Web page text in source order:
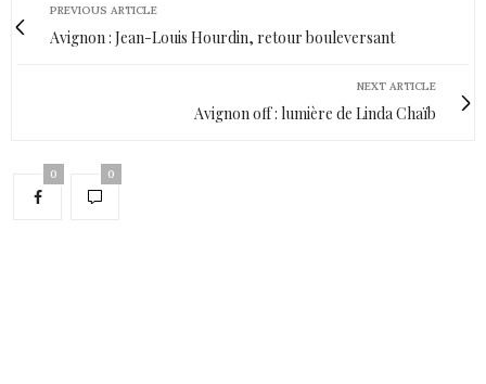
PREVIOUS ARTICLE
Avignon : Jean-Louis Hourdin, retour bouleversant
NEXT ARTICLE
Avignon off : lumière de Linda Chaïb
0 0